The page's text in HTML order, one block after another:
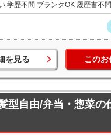
学歴不問 ブランクOK 履歴書不問
を見る このお
型自由/弁当・惣菜の